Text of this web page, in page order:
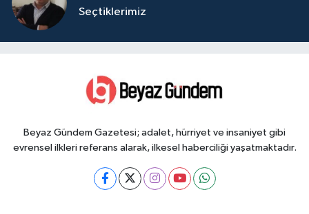
Seçtiklerimiz
Beyaz Gündem Gazetesi; adalet, hürriyet ve insaniyet gibi
evrensel ilkleri referans alarak, ilkesel haberciliği yaşatmaktadır.